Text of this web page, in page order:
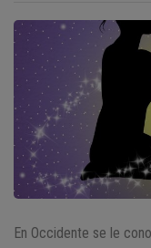
En Occidente se le